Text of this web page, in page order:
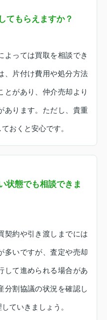
てもらえますか？
よっては買取を相談でき
、片付け費用や処分方法
とがあり、仲介売却より
あります。ただし、貴重
おくと安心です。
状態でも相談できま
契約や引き渡しまでには
多いですが、査定や売却
して進められる場合があ
分割協議の状況を確認し
ていきましょう。